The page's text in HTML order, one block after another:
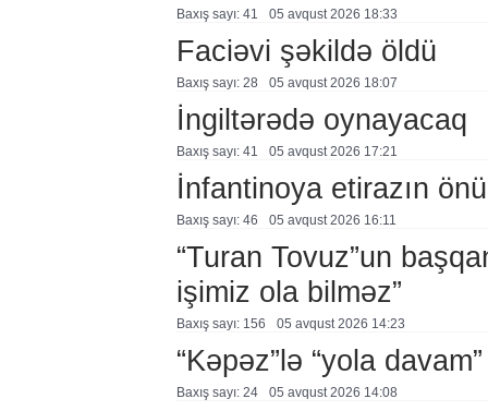
Baxış sayı: 41 05 avqust 2026 18:33
Faciəvi şəkildə öldü
Baxış sayı: 28 05 avqust 2026 18:07
İngiltərədə oynayacaq
Baxış sayı: 41 05 avqust 2026 17:21
İnfantinoya etirazın
Baxış sayı: 46 05 avqust 2026 16:11
“Turan Tovuz”un
işimiz ola bilməz”
Baxış sayı: 156 05 avqust 2026 14:23
“Kəpəz”lə “yola
Baxış sayı: 24 05 avqust 2026 14:08